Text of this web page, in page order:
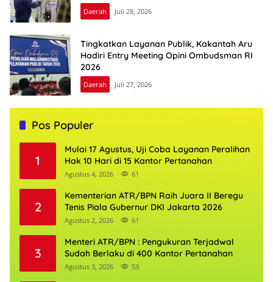
Daerah Juli 28, 2026
Tingkatkan Layanan Publik, Kakantah Aru
Hadiri Entry Meeting Opini Ombudsman RI
2026
Daerah Juli 27, 2026
Pos Populer
1
Mulai 17 Agustus, Uji Coba Layanan Peralihan
Hak 10 Hari di 15 Kantor Pertanahan
Agustus 4, 2026 61
2
Kementerian ATR/BPN Raih Juara II Beregu
Tenis Piala Gubernur DKI Jakarta 2026
Agustus 2, 2026 61
3
Menteri ATR/BPN : Pengukuran Terjadwal
Sudah Berlaku di 400 Kantor Pertanahan
Agustus 3, 2026 53